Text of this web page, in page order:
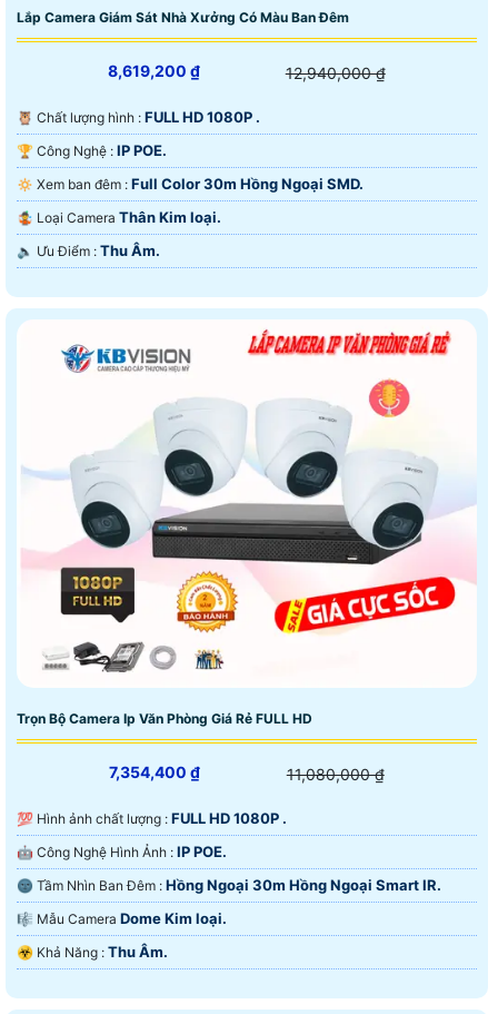
Lắp Camera Giám Sát Nhà Xưởng Có Màu Ban Đêm
8,619,200 ₫ 12,940,000 ₫
🦉 Chất lượng hình : FULL HD 1080P .
🏆 Công Nghệ : IP POE.
🔅 Xem ban đêm : Full Color 30m Hồng Ngoại SMD.
🤹 Loại Camera Thân Kim loại.
️🔈 Ưu Điểm : Thu Âm.
Trọn Bộ Camera Ip Văn Phòng Giá Rẻ FULL HD
7,354,400 ₫ 11,080,000 ₫
💯 Hình ảnh chất lượng : FULL HD 1080P .
🤖️ Công Nghệ Hình Ảnh : IP POE.
🌚 Tầm Nhìn Ban Đêm : Hồng Ngoại 30m Hồng Ngoại Smart IR.
🎼️ Mẫu Camera Dome Kim loại.
️☣️ Khả Năng : Thu Âm.